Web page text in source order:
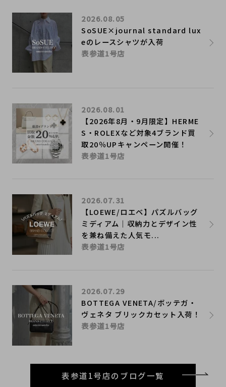
SoSUE×journal standard lux
eのレースシャツが入荷
2026.08.05
表参道1号店
【2026年8月・9月限定】HERME
S・ROLEXなど対象4ブランド買
取20％UPキャンペーン開催！
2026.08.01
表参道1号店
【LOEWE/ロエベ】パズルバッグ
ミディアム｜収納力とデザイン性
を兼ね備えた人気モ...
2026.07.31
表参道1号店
BOTTEGA VENETA/ボッテガ・
ヴェネタ ブリックカセット入荷！
2026.07.29
表参道1号店
表参道1号店のブログ一覧